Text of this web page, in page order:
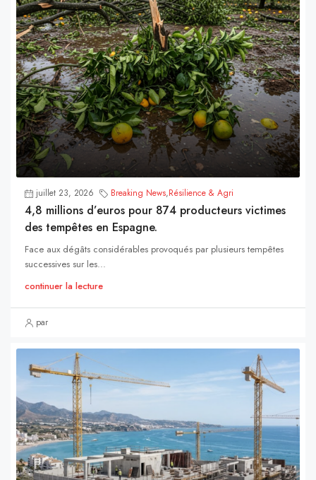
juillet 23, 2026 Breaking News,Résilience & Agri
4,8 millions d’euros pour 874 producteurs victimes
des tempêtes en Espagne.
Face aux dégâts considérables provoqués par plusieurs tempêtes
successives sur les...
continuer la lecture
par